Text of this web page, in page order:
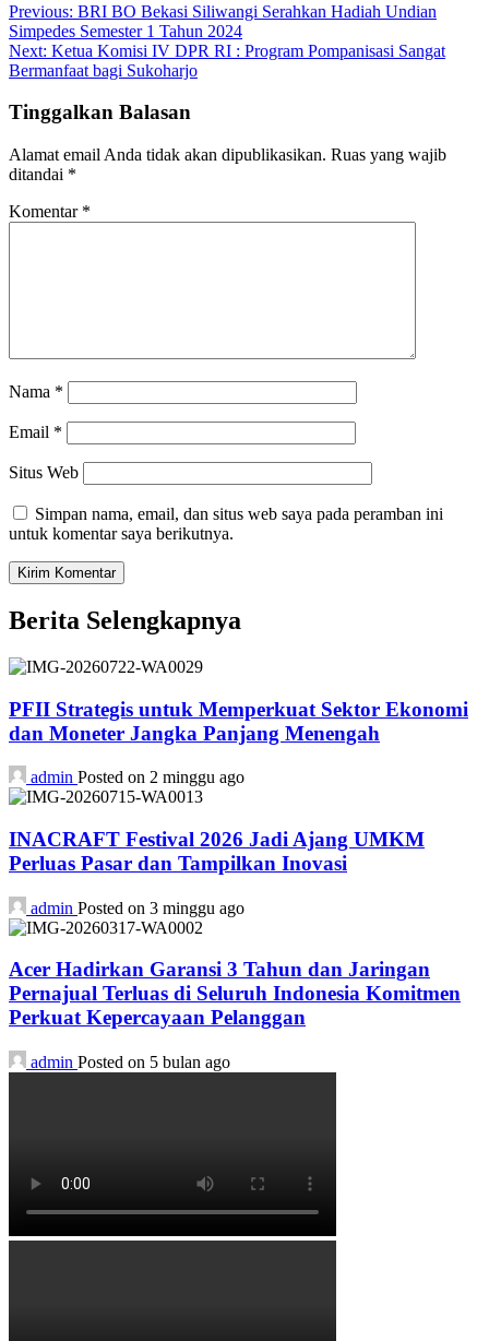
Previous: BRI BO Bekasi Siliwangi Serahkan Hadiah Undian
Simpedes Semester 1 Tahun 2024
Next: Ketua Komisi IV DPR RI : Program Pompanisasi Sangat
Bermanfaat bagi Sukoharjo
Tinggalkan Balasan
Alamat email Anda tidak akan dipublikasikan. Ruas yang wajib
ditandai *
Komentar *
Nama *
Email *
Situs Web
Simpan nama, email, dan situs web saya pada peramban ini
untuk komentar saya berikutnya.
Berita Selengkapnya
PFII Strategis untuk Memperkuat Sektor Ekonomi
dan Moneter Jangka Panjang Menengah
admin Posted on 2 minggu ago
INACRAFT Festival 2026 Jadi Ajang UMKM
Perluas Pasar dan Tampilkan Inovasi
admin Posted on 3 minggu ago
Acer Hadirkan Garansi 3 Tahun dan Jaringan
Pernajual Terluas di Seluruh Indonesia Komitmen
Perkuat Kepercayaan Pelanggan
admin Posted on 5 bulan ago